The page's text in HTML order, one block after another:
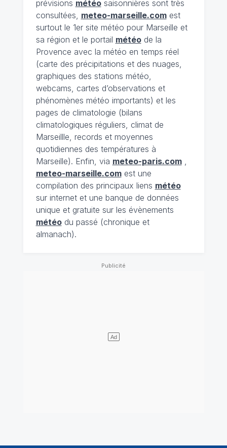
prévisions météosaisonnières sont très
consultées, meteo-marseille.comest
surtout le 1er site météo pour Marseille et
sa région et le portail météode la
Provence avec la météo en temps réel
(carte des précipitations et des nuages,
graphiques des stations météo,
webcams, cartes d’observations et
phénomènes météo importants) et les
pages de climatologie (bilans
climatologiques réguliers, climat de
Marseillle, records et moyennes
quotidiennes des températures à
Marseille). Enfin, via meteo-paris.com,
meteo-marseille.comest une
compilation des principaux liens météo
sur internet et une banque de données
unique et gratuite sur les évènements
météodu passé (chronique et
almanach).